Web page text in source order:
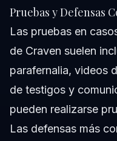
Pruebas y Defensas
Las pruebas en
de Craven suelen
parafernalia, videos
de testigos y
pueden realizarse
Las defensas más